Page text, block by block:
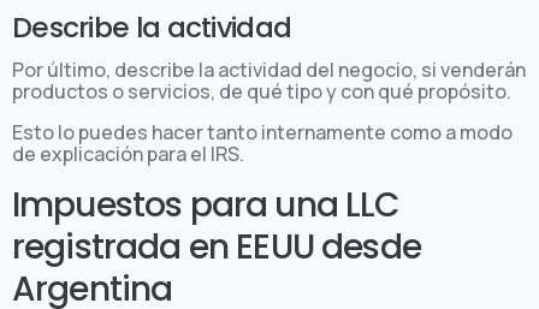
Describe la actividad
Por último, describe la actividad del negocio, si venderán
productos o servicios, de qué tipo y con qué propósito.
Esto lo puedes hacer tanto internamente como a modo
de explicación para el IRS.
Impuestos para una LLC
registrada en EEUU desde
Argentina